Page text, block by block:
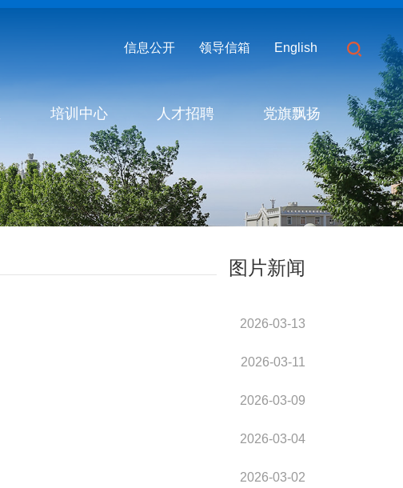
信息公开 领导信箱 English
培训中心 人才招聘 党旗飘扬
图片新闻
2026-03-13
2026-03-11
2026-03-09
2026-03-04
2026-03-02